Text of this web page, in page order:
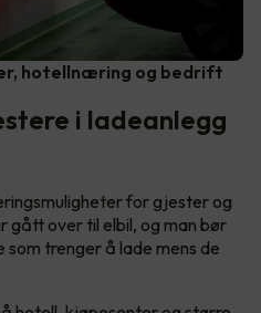
hotellnæring og bedrift
i ladeanlegg
for gjester og
gått over til elbil, og man bør
trenger å lade mens de